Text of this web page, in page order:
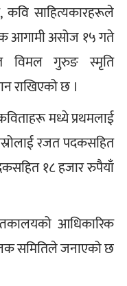
साहित्यकारहरूले
आगामी असोज १५ गते
विमल गुरुङ स्मृति
राखिएको छ ।
मध्ये प्रथमलाई
रजत पदकसहित
१८ हजार रुपैयाँ
आधिकारिक
समितिले जनाएको छ